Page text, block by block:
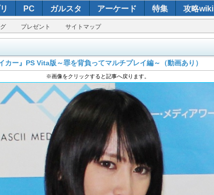
PC ガルスタ アーケード 特集 攻略wiki
プレゼント サイトマップ
ー』PS Vita版～罪を背負ってマルチプレイ編～（動画あり）
※画像をクリックすると記事へ戻ります。